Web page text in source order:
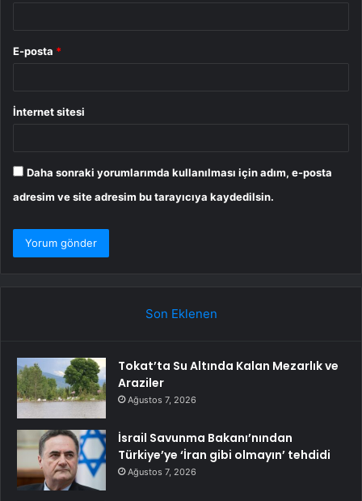
E-posta *
İnternet sitesi
Daha sonraki yorumlarımda kullanılması için adım, e-posta
adresim ve site adresim bu tarayıcıya kaydedilsin.
Son Eklenen
Tokat’ta Su Altında Kalan Mezarlık ve
Araziler
Ağustos 7, 2026
İsrail Savunma Bakanı’nından
Türkiye’ye ‘İran gibi olmayın’ tehdidi
Ağustos 7, 2026